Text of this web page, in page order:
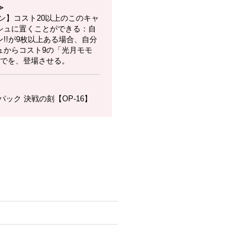
】コスト20以上のこのキャ
ュに置くことができる：自
!!が9枚以上ある場合、自分
からコスト9の「光月モモ
を、登場させる。
ック 決戦の刻【OP-16】